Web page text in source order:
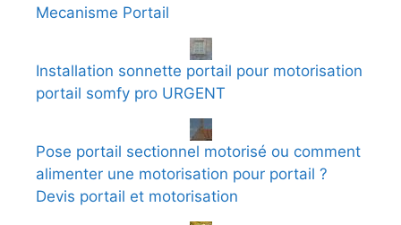
Mecanisme Portail
Installation sonnette portail pour motorisation
portail somfy pro URGENT
Pose portail sectionnel motorisé ou comment
alimenter une motorisation pour portail ?
Devis portail et motorisation